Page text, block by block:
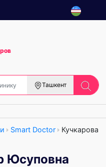
Ташкент
Smart Doctor
Кучкарова
Юсуповна